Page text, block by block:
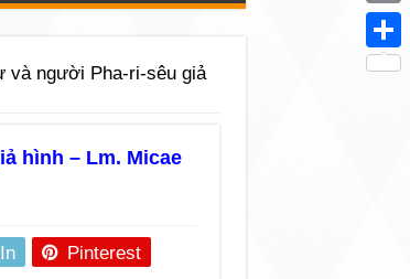
và người Pha-ri-sêu giả
hình – Lm. Micae
Pinterest